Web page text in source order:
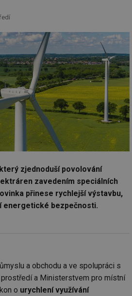
zjednoduší povolování
zavedením speciálních
přinese rychlejší výstavbu,
energetické bezpečnosti.
a obchodu a ve spolupráci s
a Ministerstvem pro místní
o urychlení využívání